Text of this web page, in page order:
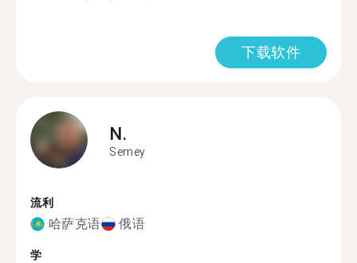
下载软件
N.
Semey
流利
哈萨克语 俄语
学